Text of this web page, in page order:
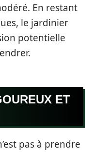
En restant
le jardinier
potentielle
ET
pas à prendre